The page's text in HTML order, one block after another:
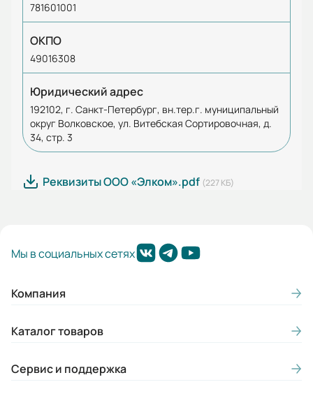
781601001
ОКПО
49016308
Юридический адрес
192102, г. Санкт-Петербург, вн.тер.г. муниципальный
округ Волковское, ул. Витебская Сортировочная, д.
34, стр. 3
Реквизиты ООО «Элком».pdf (227 КБ)
Мы в социальных сетях
Компания
Каталог товаров
Сервис и поддержка